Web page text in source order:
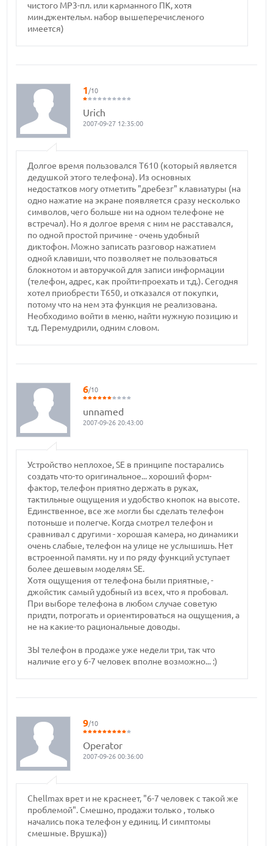
чистого МP3-пл. или карманного ПК, хотя
мин.джентельм. набор вышеперечисленого
имеется)
1/10
Urich
2007-09-27 12:35:00
Долгое время пользовался Т610 (который является
дедушкой этого телефона). Из основных
недостатков могу отметить "дребезг" клавиатуры (на
одно нажатие на экране появляется сразу несколько
символов, чего больше ни на одном телефоне не
встречал). Но я долгое время с ним не расставался,
по одной простой причине - очень удобный
диктофон. Можно записать разговор нажатием
одной клавиши, что позволяет не пользоваться
блокнотом и авторучкой для записи информации
(телефон, адрес, как пройти-проехать и т.д.). Сегодня
хотел приобрести Т650, и отказался от покупки,
потому что на нем эта функция не реализована.
Необходимо войти в меню, найти нужную позицию и
т.д. Перемудрили, одним словом.
6/10
unnamed
2007-09-26 20:43:00
Устройство неплохое, SE в принципе постарались
создать что-то оригинальное... хороший форм-
фактор, телефон приятно держать в руках,
тактильные ощущения и удобство кнопок на высоте.
Единственное, все же могли бы сделать телефон
потоньше и полегче. Когда смотрел телефон и
сравнивал с другими - хорошая камера, но динамики
очень слабые, телефон на улице не услышишь. Нет
встроенной памяти. ну и по ряду функций уступает
более дешевым моделям SE.
Хотя ощущения от телефона были приятные, -
джойстик самый удобный из всех, что я пробовал.
При выборе телефона в любом случае советую
придти, потрогать и ориентироваться на ощущения, а
не на какие-то рациональные доводы.
ЗЫ телефон в продаже уже недели три, так что
наличие его у 6-7 человек вполне возможно... :)
9/10
Operator
2007-09-26 00:36:00
Chellmax врет и не краснеет, "6-7 человек с такой же
проблемой". Смешно, продажи только , только
начались пока телефон у единиц. И симптомы
смешные. Врушка))